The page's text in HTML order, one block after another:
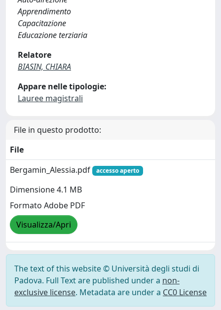
Apprendimento
Capacitazione
Educazione terziaria
Relatore
BIASIN, CHIARA
Appare nelle tipologie:
Lauree magistrali
File in questo prodotto:
File
Bergamin_Alessia.pdf
accesso aperto
Dimensione 4.1 MB
Formato Adobe PDF
Visualizza/Apri
The text of this website © Università degli studi di
Padova. Full Text are published under a non-
exclusive license. Metadata are under a CC0 License